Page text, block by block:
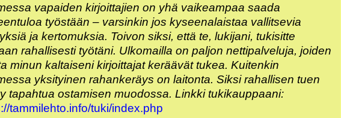
vapaiden kirjoittajien on yhä vaikeampaa saada
työstään – varsinkin jos kyseenalaistaa vallitsevia
ja kertomuksia. Toivon siksi, että te, lukijani, tukisitte
rahallisesti työtäni. Ulkomailla on paljon nettipalveluja, joiden
minun kaltaiseni kirjoittajat keräävät tukea. Kuitenkin
yksityinen rahankeräys on laitonta. Siksi rahallisen tuen
tapahtua ostamisen muodossa. Linkki tukikauppaani:
tammilehto.info/tuki/index.php